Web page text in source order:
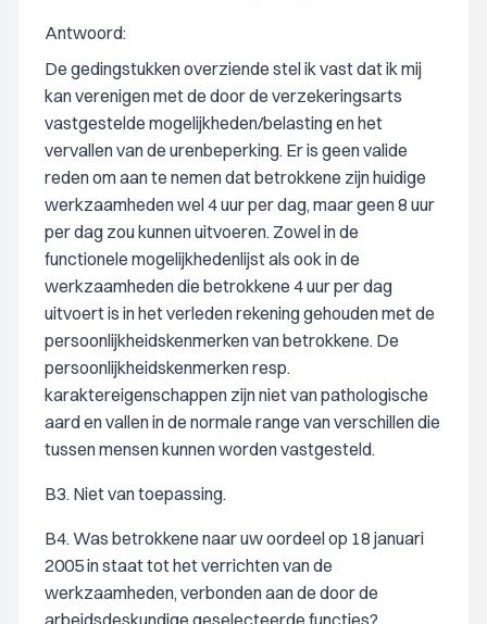
Antwoord:
De gedingstukken overziende stel ik vast dat ik mij
kan verenigen met de door de verzekeringsarts
vastgestelde mogelijkheden/belasting en het
vervallen van de urenbeperking. Er is geen valide
reden om aan te nemen dat betrokkene zijn huidige
werkzaamheden wel 4 uur per dag, maar geen 8 uur
per dag zou kunnen uitvoeren. Zowel in de
functionele mogelijkhedenlijst als ook in de
werkzaamheden die betrokkene 4 uur per dag
uitvoert is in het verleden rekening gehouden met de
persoonlijkheidskenmerken van betrokkene. De
persoonlijkheidskenmerken resp.
karaktereigenschappen zijn niet van pathologische
aard en vallen in de normale range van verschillen die
tussen mensen kunnen worden vastgesteld.
B3. Niet van toepassing.
B4. Was betrokkene naar uw oordeel op 18 januari
2005 in staat tot het verrichten van de
werkzaamheden, verbonden aan de door de
arbeidsdeskundige geselecteerde functies?